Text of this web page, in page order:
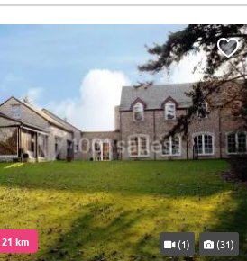
km (1) (31)